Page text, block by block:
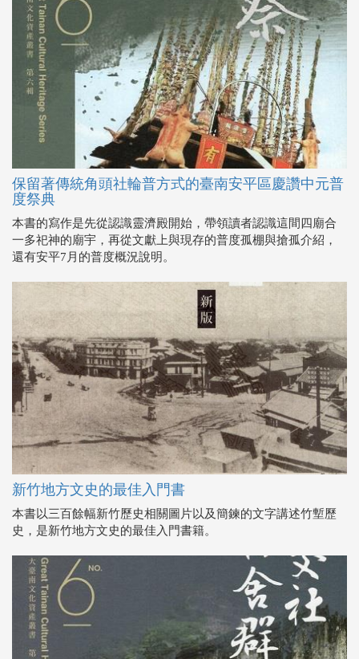
保留著傳統角頭社輪普方式的臺南安平區慶讚中元普
度祭典
本書的寫作是先從認識靈濟殿開始，帶領讀者認識這間四廟合
一多祀神的廟宇，再從文獻上與現存的普度孤棚與搶孤介紹，
還有安平7月的普度概況說明。
新竹地方文史的最佳入門書
本書以三百餘幅新竹歷史相關圖片以及簡鍊的文字講述竹塹歷
史，是新竹地方文史的最佳入門書籍。